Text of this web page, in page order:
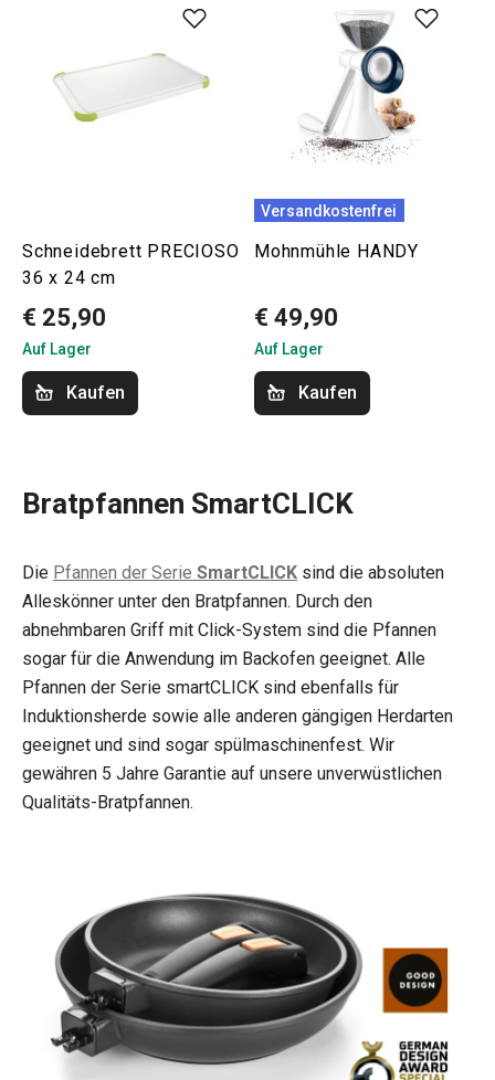
Schneidebrett PRECIOSO
36 x 24 cm
€ 25,90
Auf Lager
Kaufen
Versandkostenfrei
Mohnmühle HANDY
€ 49,90
Auf Lager
Kaufen
Bratpfannen SmartCLICK
Die Pfannen der Serie SmartCLICK sind die absoluten
Alleskönner unter den Bratpfannen. Durch den
abnehmbaren Griff mit Click-System sind die Pfannen
sogar für die Anwendung im Backofen geeignet. Alle
Pfannen der Serie smartCLICK sind ebenfalls für
Induktionsherde sowie alle anderen gängigen Herdarten
geeignet und sind sogar spülmaschinenfest. Wir
gewähren 5 Jahre Garantie auf unsere unverwüstlichen
Qualitäts-Bratpfannen.